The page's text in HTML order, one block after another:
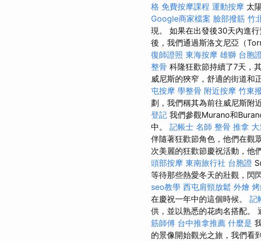
格 免費按摩課程 運動按摩 太
Google商家檔案 臉部撥筋 竹
現。 如果在出發後30天內進行
後，我們通過斯洛文尼亞（
復師證照 東海按摩 雄獅 台胞
整骨 科隆狂歡節持續了7天，
威尼斯的狹窄，舒適的街道和
屯按摩 學整骨 附近按摩 竹東
劃，我們稱其為前往威尼斯附
登記 我們參觀Murano和
中。 記帳士 名師 整骨 推拿
伴隨著狂歡節角色，他們在觀
次美麗的狂歡節慶祝活動，他
頭部按摩 東南旅行社 台胞證
等待那些熱愛冬天的壯觀，閃
seo教學 西屯肩頸放鬆 外燴
在慶祝一年中的這個時候。 記
供，並以熟悉的花肉名搭配。
筋師傅 台中推拿推薦 什麼是
的景像開始觀光之旅，我們看